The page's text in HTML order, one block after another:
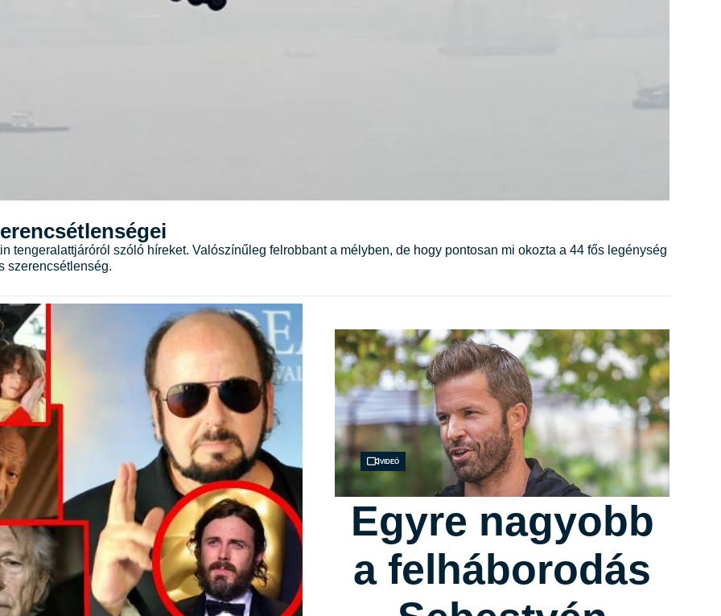
tengeralattjáróról szóló híreket. Valószínűleg felrobbant a mélyben, de hogy pontosan mi okozta a 44 fős legénység
szerencsétlenség.
Videó
Egyre nagyobb
a felháborodás